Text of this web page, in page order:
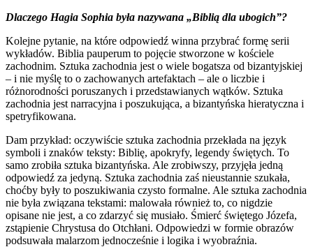
Dlaczego Hagia Sophia była nazywana „Biblią dla ubogich”?
Kolejne pytanie, na które odpowiedź winna przybrać formę serii
wykładów. Biblia pauperum to pojęcie stworzone w kościele
zachodnim. Sztuka zachodnia jest o wiele bogatsza od bizantyjskiej
– i nie myślę to o zachowanych artefaktach – ale o liczbie i
różnorodności poruszanych i przedstawianych wątków. Sztuka
zachodnia jest narracyjna i poszukująca, a bizantyńska hieratyczna i
spetryfikowana.
Dam przykład: oczywiście sztuka zachodnia przekłada na język
symboli i znaków teksty: Biblię, apokryfy, legendy świętych. To
samo zrobiła sztuka bizantyńska. Ale zrobiwszy, przyjęła jedną
odpowiedź za jedyną. Sztuka zachodnia zaś nieustannie szukała,
choćby były to poszukiwania czysto formalne. Ale sztuka zachodnia
nie była związana tekstami: malowała również to, co nigdzie
opisane nie jest, a co zdarzyć się musiało. Śmierć świętego Józefa,
zstąpienie Chrystusa do Otchłani. Odpowiedzi w formie obrazów
podsuwała malarzom jednocześnie i logika i wyobraźnia.